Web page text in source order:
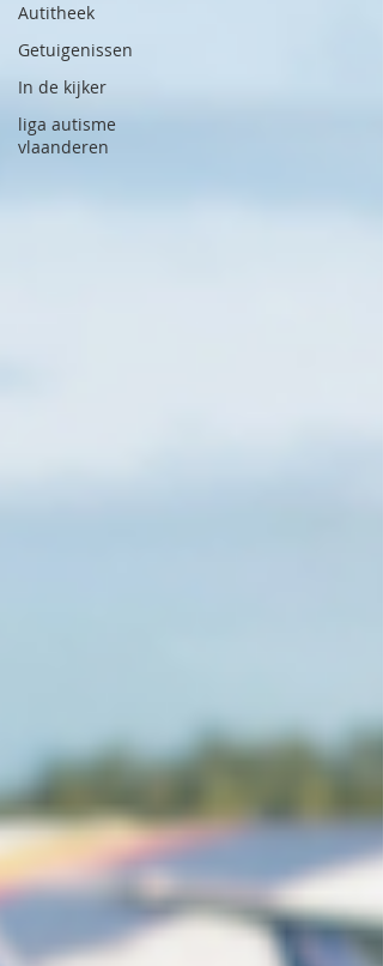
Autitheek
Getuigenissen
In de kijker
liga autisme
vlaanderen